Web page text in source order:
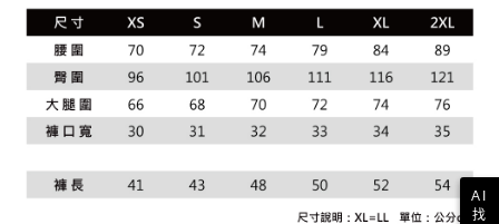
2.透過簡訊連結打開帳單後，可選擇「超商條碼／台灣大直營門市／銀行轉
帳／街口支付／iPASS MONEY」等通路繳費。
【注意事項】
1.本服務係由「台灣大哥大股份有限公司」（以下簡稱本公司）所提供，讓
用戶於交易時，得透過本服務購買商品或服務，並由商店將買賣／分期付款
買賣價金債權讓與本公司後，依約使用本公司帳單繳交帳款。
資料（包含姓名、電話或地址）提供予台灣大哥大進項蒐集、處理及利用，
由本公司與您本人進行分期帳單所需資料之確認、核對及更正。
https://oppay.tw/userRule
結帳頁面，進行簡訊認證並確認金額後，即可完成結帳。
２．訂單成立數日內，您將收到繳費通知簡訊。
３．收到繳費通知簡訊後14天內，點擊此簡訊中的連結，可透過四大超商／
ATM／網路銀行／等多元方式進行付款，方視為交易完成。
※ 請注意：結帳手續完成當下不需立刻繳費，但若您需要取消訂單，請聯絡
購買商品的店家。未經商家同意取消之訂單仍視為有效，需透過AFTEE先享
後付繳納相關費用。
是否繳費成功／繳費後需取消欲退款等相關疑問，請聯繫「AFTEE先享後付
客戶支援中心」https://netprotections.freshdesk.com/support/home
付款後全家取貨
免運費
萊爾富取貨付款
免運費
免運費
AI
找